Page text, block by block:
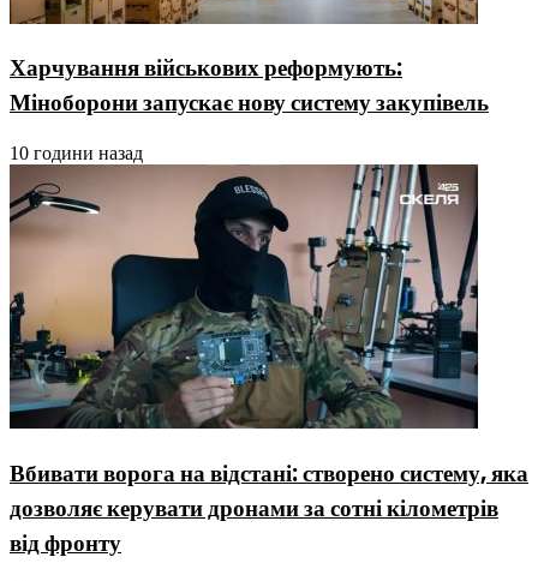
Харчування військових реформують:
Міноборони запускає нову систему закупівель
10 години назад
Вбивати ворога на відстані: створено систему, яка
дозволяє керувати дронами за сотні кілометрів
від фронту